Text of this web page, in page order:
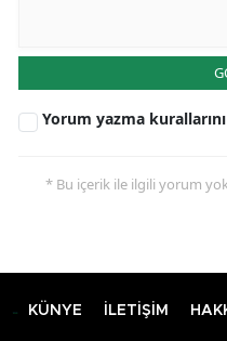
Yorum yazma kurallarını
* Bu içerik ile ilgili yorum
KÜNYE İLETİŞİM